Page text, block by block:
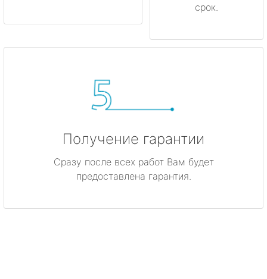
срок.
Получение гарантии
Сразу после всех работ Вам будет
предоставлена гарантия.